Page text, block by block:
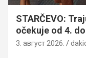
STARČEVO:
očekuje od 4.
3. август 2026.